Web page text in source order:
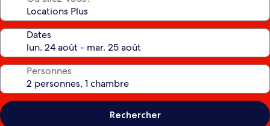
Dates
Personnes
Rechercher